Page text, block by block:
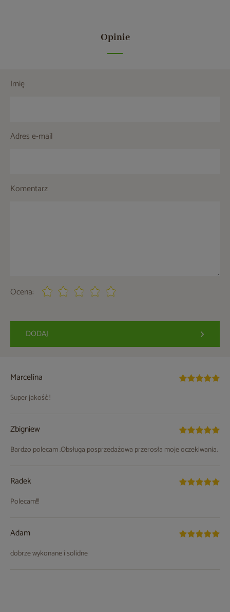
Opinie
Imię
Adres e-mail
Komentarz
Ocena:
DODAJ
Marcelina
Super jakość !
Zbigniew
Bardzo polecam .Obsługa posprzedażowa przerosła moje oczekiwania.
Radek
Polecam!!!
Adam
dobrze wykonane i solidne